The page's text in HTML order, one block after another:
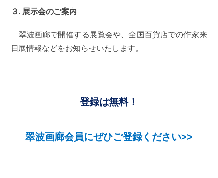
３. 展示会のご案内
翠波画廊で開催する展覧会や、全国百貨店での作家来
日展情報などをお知らせいたします。
登録は無料！
翠波画廊会員にぜひご登録ください>>